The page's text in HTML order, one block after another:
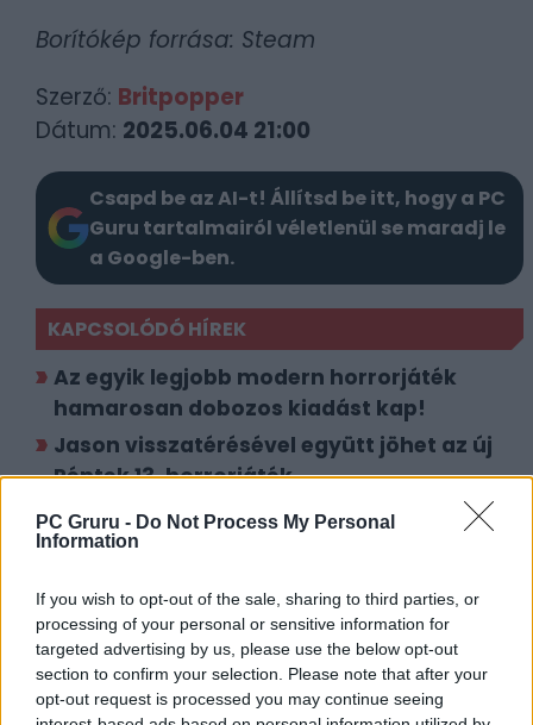
PC Gruru - Do Not Process My Personal
Information
If you wish to opt-out of the sale, sharing to third parties, or
processing of your personal or sensitive information for
targeted advertising by us, please use the below opt-out
section to confirm your selection. Please note that after your
opt-out request is processed you may continue seeing
Borítókép forrása: Steam
Szerző: Britpopper
Dátum: 2025.06.04 21:00
Csapd be az AI-t! Állítsd be itt, hogy a PC
Guru tartalmairól véletlenül se maradj le
a Google-ben.
KAPCSOLÓDÓ HÍREK
Az egyik legjobb modern horrorjáték
hamarosan dobozos kiadást kap!
Jason visszatérésével együtt jöhet az új
Péntek 13. horrorjáték
LEGFRISSEBB VIDEÓNK